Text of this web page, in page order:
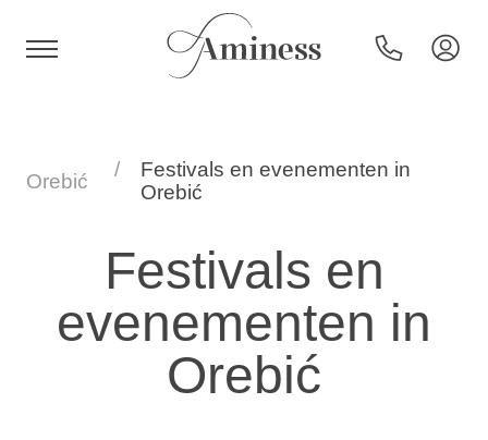
Hotels en resorts
Campings
Speciale aanbiedingen
Orebić
Festivals en evenementen in
Orebić
Festivals en
evenementen in
Orebić